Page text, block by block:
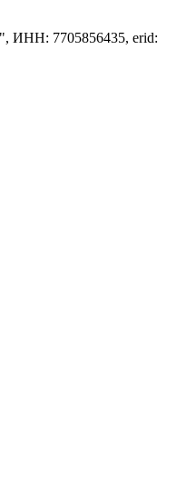
ИНН: 7705856435, erid: